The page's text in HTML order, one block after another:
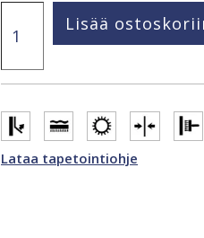
Art
Gallery
2,65
3,4
m
valokuvatapetti
monivärinen
Lisää
Lataa tapetointiohje